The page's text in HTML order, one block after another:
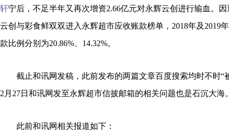
轩宁后，不足半年又再次增资2.66亿元对永辉云创进行输血。
云创与彩食鲜双双进入永辉超市应收账款榜单，2018年及2019
款比例分别为20.86%、14.32%。
截止和讯网发稿，此前发布的两篇文章百度搜索均时不时“
2月27日和讯网发至永辉超市信披邮箱的相关问题也是石沉大海
此前和讯网相关报道如下：